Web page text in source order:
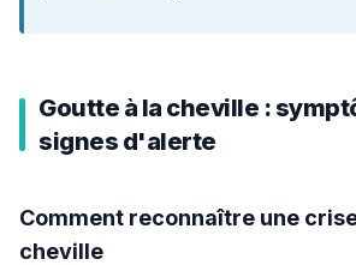
Goutte à la cheville :
signes d'alerte
Comment reconnaître une
cheville